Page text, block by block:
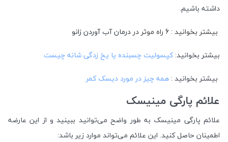
داشته باشیم.
بیشتر بخوانید : 6 راه موثر در
درمان آب آوردن زانو
بیشتر بخوانید:کپسولیت چسبنده یا یخ زدگی شانه چیست
بیشتر بخوانید : همه چیز در مورد دیسک کمر
علائم پارگی مینیسک
علائم پارگی مینیسک به طور واضح می‌توانید ببینید و از این عارضه
اطمینان حاصل کنید. این علائم می‌تواند موارد زیر باشد: